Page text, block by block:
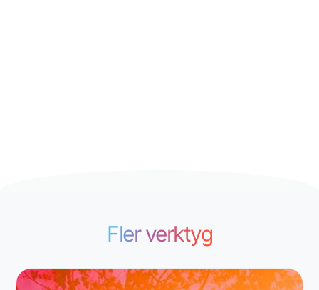
Fler verktyg